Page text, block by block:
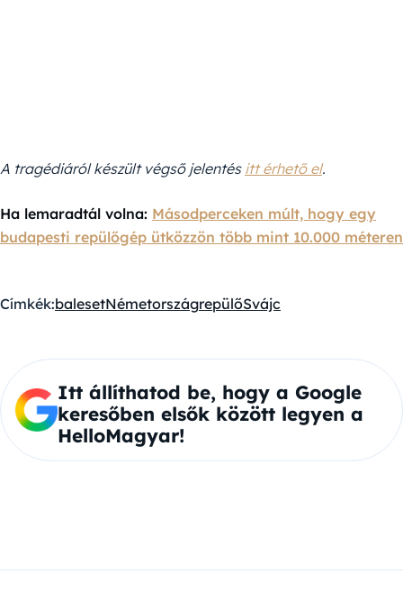
A tragédiáról készült végső jelentés itt érhető el.
Ha lemaradtál volna: Másodperceken múlt, hogy egy
budapesti repülőgép ütközzön több mint 10.000 méteren
Címkék:balesetNémetországrepülőSvájc
Itt állíthatod be, hogy a Google
keresőben elsők között legyen a
HelloMagyar!